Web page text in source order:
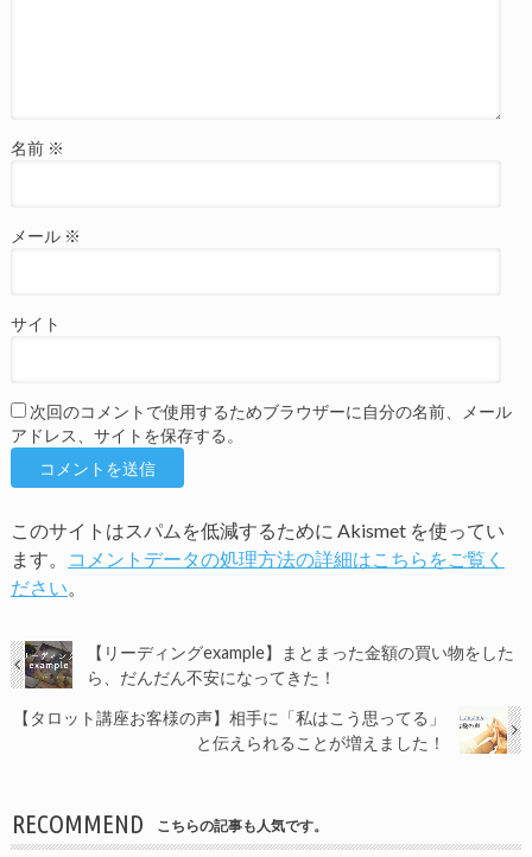
名前 ※
メール ※
サイト
次回のコメントで使用するためブラウザーに自分の名前、メール
アドレス、サイトを保存する。
このサイトはスパムを低減するために Akismet を使ってい
ます。
コメントデータの処理方法の詳細はこちらをご覧く
ださい。
【リーディングexample】まとまった金額の買い物をした
ら、だんだん不安になってきた！
【タロット講座お客様の声】相手に「私はこう思ってる」
と伝えられることが増えました！
RECOMMEND こちらの記事も人気です。